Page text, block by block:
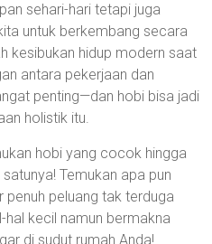
sehari-hari tetapi juga
untuk berkembang secara
kesibukan hidup modern saat
antara pekerjaan dan
penting—dan hobi bisa jadi
holistik itu.
hobi yang cocok hingga
Temukan apa pun
penuh peluang tak terduga
hal kecil namun bermakna
di sudut rumah Anda!